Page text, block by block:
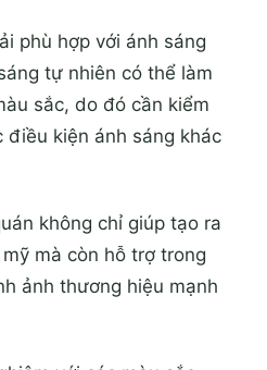
phù hợp với ánh sáng
tự nhiên có thể làm
sắc, do đó cần kiểm
kiện ánh sáng khác
không chỉ giúp tạo ra
mà còn hỗ trợ trong
ảnh thương hiệu mạnh